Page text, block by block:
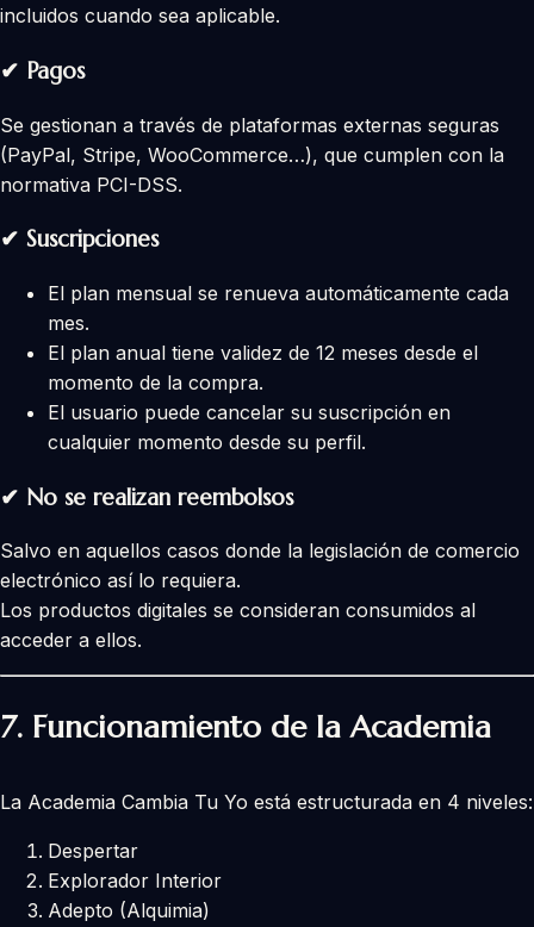
incluidos cuando sea aplicable.
✔ Pagos
Se gestionan a través de plataformas externas seguras
(PayPal, Stripe, WooCommerce…), que cumplen con la
normativa PCI-DSS.
✔ Suscripciones
El plan mensual se renueva automáticamente cada
mes.
El plan anual tiene validez de 12 meses desde el
momento de la compra.
El usuario puede cancelar su suscripción en
cualquier momento desde su perfil.
✔ No se realizan reembolsos
Salvo en aquellos casos donde la legislación de comercio
electrónico así lo requiera.
Los productos digitales se consideran consumidos al
acceder a ellos.
7. Funcionamiento de la Academia
La Academia Cambia Tu Yo está estructurada en 4 niveles:
Despertar
Explorador Interior
Adepto (Alquimia)